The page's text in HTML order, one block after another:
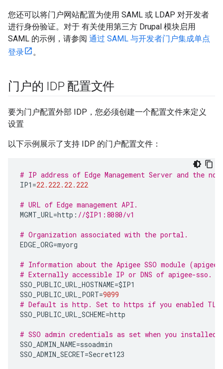
您还可以将门户网站配置为使用 SAML 或 LDAP 对开发者
进行身份验证。对于 有关使用第三方 Drupal 模块启用
SAML 的示例，请参阅 通过 SAML 与开发者门户集成单点
登录
。
门户的 IDP 配置文件
要为门户配置外部 IDP，您必须创建一个配置文件来定义
设置
以下示例展示了支持 IDP 的门户配置文件：
# IP address of Edge Management Server and the
IP1 =22.222.22.222
# URL of Edge management API.
MGMT_URL=http : //$IP1:8080/v1
# Organization associated with the portal.
EDGE_ORG=myorg
# Information about the Apigee SSO module
# Externally accessible IP or DNS of apigee-sso.
SSO_PUBLIC_URL_HOSTNAME=$IP1
SSO_PUBLIC_URL_PORT=9099
# Default is http. Set to https if you enabled TLS
SSO_PUBLIC_URL_SCHEME=http
# SSO admin credentials as set when you installed
SSO_ADMIN_NAME=ssoadmin
SSO_ADMIN_SECRET=Secret123